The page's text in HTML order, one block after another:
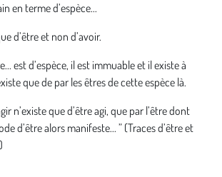
en terme d’espèce...
d’être et non d’avoir.
est d’espèce, il est immuable et il existe à
que de par les êtres de cette espèce là.
n’existe que d’être agi, que par l’être dont
d’être alors manifeste... ” (Traces d’être et